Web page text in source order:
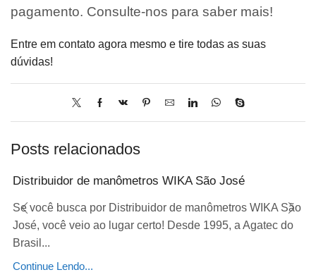
pagamento. Consulte-nos para saber mais!
Entre em contato agora mesmo e tire todas as suas
dúvidas!
Posts relacionados
Distribuidor de manômetros WIKA São José
Se você busca por Distribuidor de manômetros WIKA São
José, você veio ao lugar certo! Desde 1995, a Agatec do
Brasil...
Continue Lendo...